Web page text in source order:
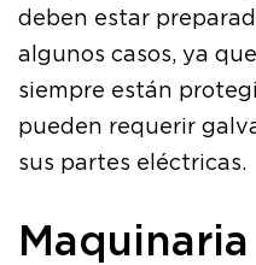
deben estar
algunos casos, ya
siempre están
pueden requerir
sus partes eléctricas.
Maquinaria